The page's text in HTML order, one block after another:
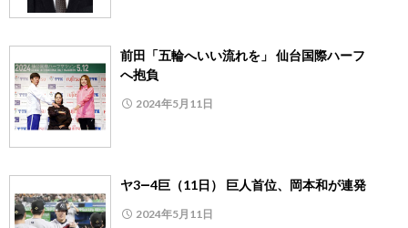
前田「五輪へいい流れを」 仙台国際ハーフ
へ抱負
2024年5月11日
ヤ3―4巨（11日） 巨人首位、岡本和が連発
2024年5月11日